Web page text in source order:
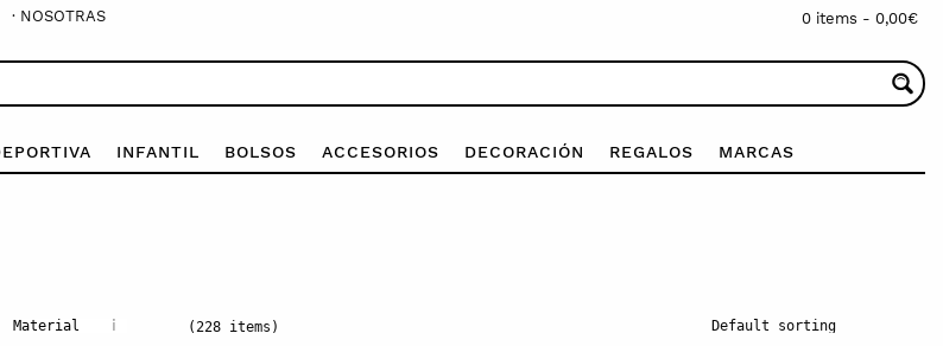
· NOSOTRAS 0 items - 0,00€
INFANTIL BOLSOS ACCESORIOS DECORACIÓN REGALOS MARCAS
i
Material (228 items)